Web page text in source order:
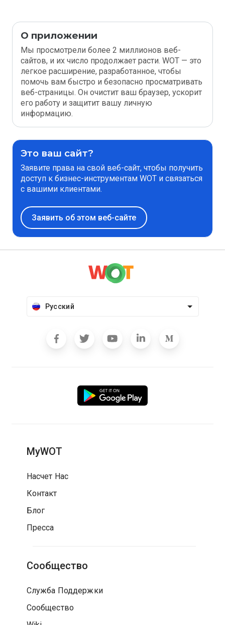
О приложении
Мы просмотрели более 2 миллионов веб-
сайтов, и их число продолжает расти. WOT — это
легкое расширение, разработанное, чтобы
помочь вам быстро и безопасно просматривать
веб-страницы. Он очистит ваш браузер, ускорит
его работу и защитит вашу личную
информацию.
Это ваш сайт?
Заявите права на свой веб-сайт, чтобы получить
доступ к бизнес-инструментам WOT и связаться
с вашими клиентами.
Заявить об этом веб-сайте
Русский
MyWOT
Насчет Нас
Контакт
Блог
Пресса
Сообщество
Служба Поддержки
Сообщество